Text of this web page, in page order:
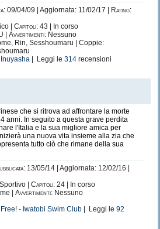
09/04/09 | Aggiornata: 11/02/17 |
Rating:
| Capitoli: 43 | In corso
| Avvertimenti: Nessuno
Rin, Sesshoumaru | Coppie:
Inuyasha | Leggi le 314 recensioni
che si ritrova ad affrontare la morte
anni. In seguito a questa grave perdita
l'Italia e la sua migliore amica per
una nuova vita insieme alla zia che
tutto ciò che rimane della sua
13/05/14 | Aggiornata: 12/02/16 |
| Capitoli: 24 | In corso
| Avvertimenti: Nessuno
Free! - Iwatobi Swim Club | Leggi le 92